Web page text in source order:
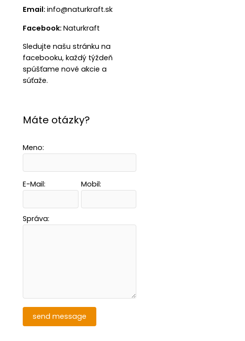
Email:info@naturkraft.sk
Facebook:Naturkraft
Sledujte našu stránku na
facebooku, každý týždeň
spúšťame nové akcie a
súťaže.
Máte otázky?
Meno:
E-Mail: Mobil:
Správa: